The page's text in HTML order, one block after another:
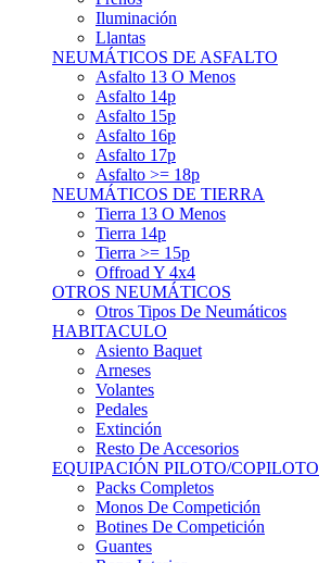
Iluminación
Llantas
NEUMÁTICOS DE ASFALTO
Asfalto 13 O Menos
Asfalto 14p
Asfalto 15p
Asfalto 16p
Asfalto 17p
Asfalto >= 18p
NEUMÁTICOS DE TIERRA
Tierra 13 O Menos
Tierra 14p
Tierra >= 15p
Offroad Y 4x4
OTROS NEUMÁTICOS
Otros Tipos De Neumáticos
HABITACULO
Asiento Baquet
Arneses
Volantes
Pedales
Extinción
Resto De Accesorios
EQUIPACIÓN PILOTO/COPILOTO
Packs Completos
Monos De Competición
Botines De Competición
Guantes